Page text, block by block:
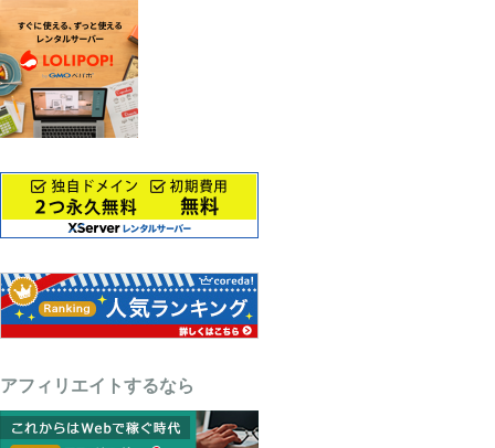
アフィリエイトするなら